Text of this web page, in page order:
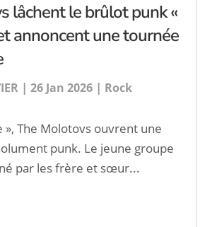
lâchent le brûlot punk «
annoncent une tournée
| 26 Jan 2026 | Rock
», The Molotovs ouvrent une
punk. Le jeune groupe
par les frère et sœur...